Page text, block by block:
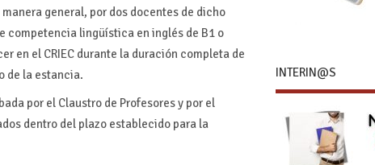
general, por dos docentes de dicho
competencia lingüística en inglés de B1 o
en el CRIEC durante la duración completa de
de la estancia.
por el Claustro de Profesores y por el
dentro del plazo establecido para la
INTERIN@S